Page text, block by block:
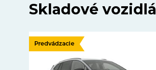
Skladové vozidlá